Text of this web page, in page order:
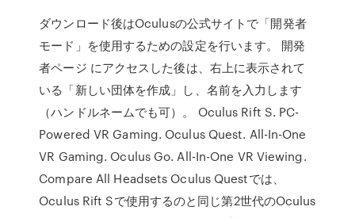
ダウンロード後はOculusの公式サイトで「開発者
モード」を使用するための設定を行います。 開発
者ページ にアクセスした後は、右上に表示されて
いる「新しい団体を作成」し、名前を入力します
（ハンドルネームでも可）。 Oculus Rift S. PC-
Powered VR Gaming. Oculus Quest. All-In-One
VR Gaming. Oculus Go. All-In-One VR Viewing.
Compare All Headsets Oculus Questでは、
Oculus Rift Sで使用するのと同じ第2世代のOculus